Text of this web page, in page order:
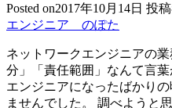
Posted on2017年10月14日 投
エンジニア のぽた
ネットワークエンジニアの
分」「責任範囲」なんて言
エンジニアになったばかり
ませんでした。 調べようと